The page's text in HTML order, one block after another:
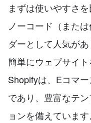
まずは使いやすさ
ノーコード（また
ダーとして人気が
簡単にウェブサイト
Shopifyは、Eコマ
であり、豊富なテ
ョンを備えていま